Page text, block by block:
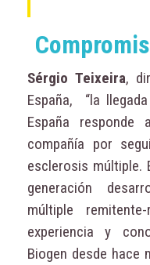
Sérgio Teixeira,
España, “la
España
compañía por
esclerosis múltiple.
generación
múltiple
experiencia y
Biogen desde hace